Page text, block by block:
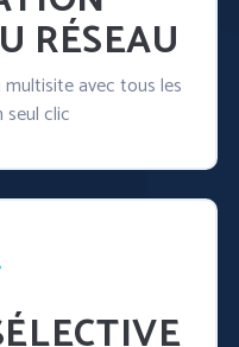
RÉSEAU
avec tous les
seul clic